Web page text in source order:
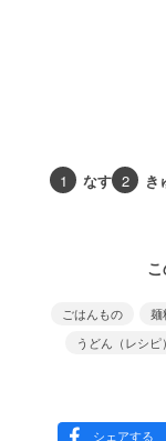
1 なす 2 き
ごはんもの 麺
うどん（レシピ）